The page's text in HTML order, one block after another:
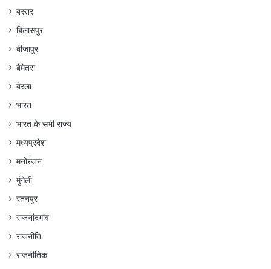
बस्तर
बिलासपुर
बीजापुर
बेमेतरा
बेरला
भारत
भारत के सभी राज्य
मध्यप्रदेश
मनोरंजन
मुंगेली
रतनपुर
राजनांदगांव
राजनीति
राजनीतिक